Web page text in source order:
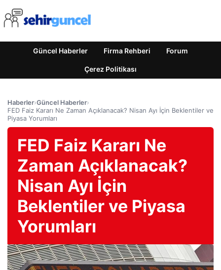
Güncel Haberler Firma Rehberi Forum
Çerez Politikası
Haberler›Güncel Haberler›
FED Faiz Kararı Ne Zaman Açıklanacak? Nisan Ayı İçin Beklentiler ve
Piyasa Yorumları
FED Faiz Kararı Ne
Zaman Açıklanacak?
Nisan Ayı İçin
Beklentiler ve Piyasa
Yorumları